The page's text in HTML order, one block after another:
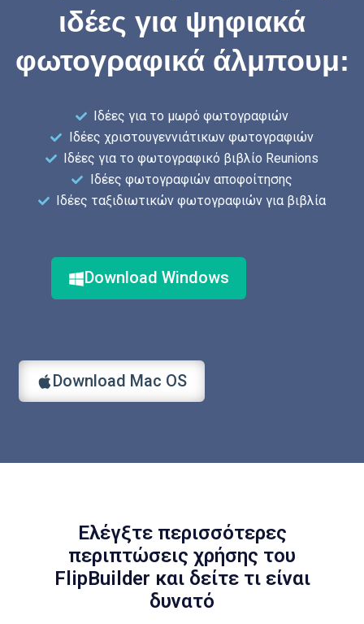
ιδέες για ψηφιακά
φωτογραφικά άλμπουμ:
Ιδέες για το μωρό φωτογραφιών
Ιδέες χριστουγεννιάτικων φωτογραφιών
Ιδέες για το φωτογραφικό βιβλίο Reunions
Ιδέες φωτογραφιών αποφοίτησης
Ιδέες ταξιδιωτικών φωτογραφιών για βιβλία
Download Windows
Download Mac OS
Ελέγξτε περισσότερες
περιπτώσεις χρήσης του
FlipBuilder και δείτε τι είναι
δυνατό